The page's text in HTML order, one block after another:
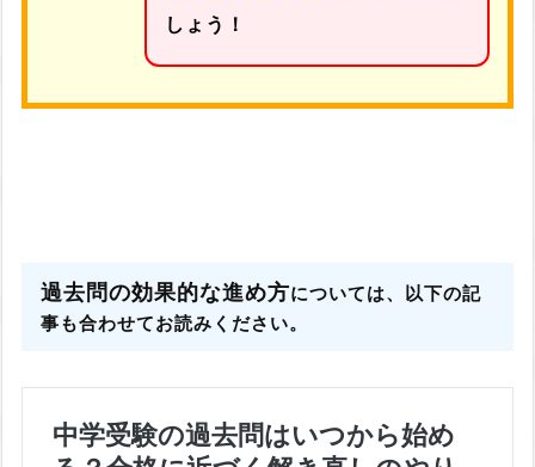
しょう！
過去問の効果的な進め方については、以下の記
事も合わせてお読みください。